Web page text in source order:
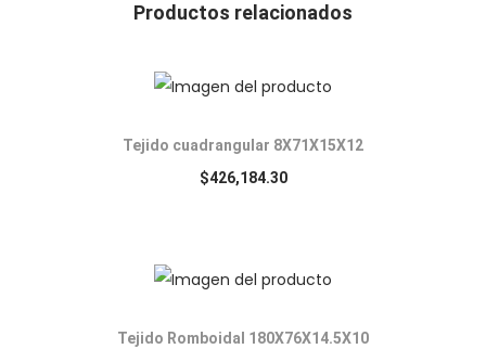
Productos relacionados
Tejido cuadrangular 8X71X15X12
$426,184.30
Tejido Romboidal 180X76X14.5X10